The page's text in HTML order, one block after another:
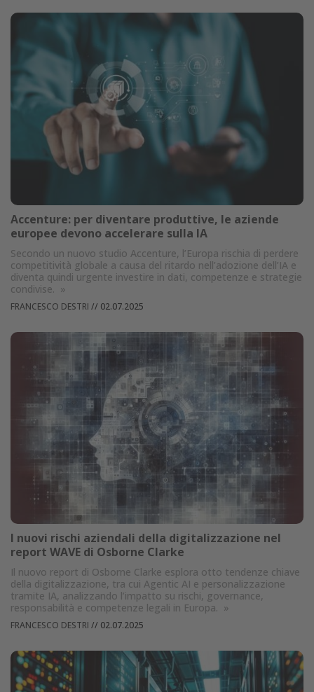
Accenture: per diventare produttive, le aziende
europee devono accelerare sulla IA
Secondo un nuovo studio Accenture, l’Europa rischia di perdere
competitività globale a causa del ritardo nell’adozione dell’IA e
diventa quindi urgente investire in dati, competenze e strategie
condivise. »
FRANCESCO DESTRI // 02.07.2025
I nuovi rischi aziendali della digitalizzazione nel
report WAVE di Osborne Clarke
Il nuovo report di Osborne Clarke esplora otto tendenze chiave
della digitalizzazione, tra cui Agentic AI e personalizzazione
tramite IA, analizzando l’impatto su rischi, governance,
responsabilità e competenze legali in Europa. »
FRANCESCO DESTRI // 02.07.2025